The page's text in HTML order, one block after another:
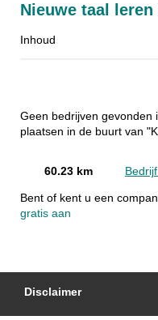
Nieuwe taal
Inhoud
Geen bedrijven gevonden
plaatsen in de buurt van
60.23 km
Bent of kent u een
gratis aan
Disclaimer